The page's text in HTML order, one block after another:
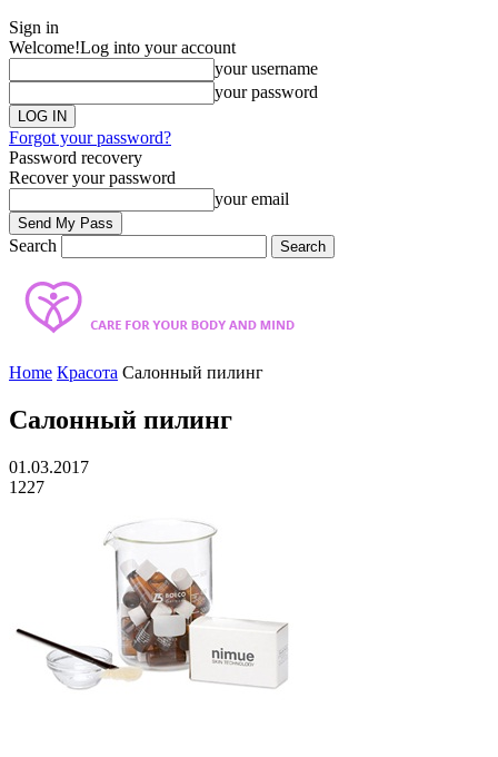
Sign in
Welcome!Log into your account
your username
your password
Forgot your password?
Password recovery
Recover your password
your email
Search
Home Красота Салонный пилинг
Салонный пилинг
01.03.2017
1227